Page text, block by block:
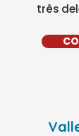
três